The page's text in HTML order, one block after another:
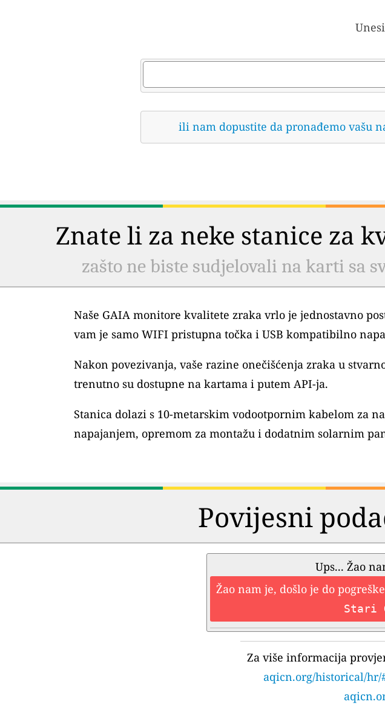
ili nam dopustite da pronađemo vašu
Znate li za neke stanice za
zašto ne biste sudjelovali na karti sa
Naše GAIA monitore kvalitete zraka vrlo je jednostavno
vam je samo WIFI pristupna točka i USB kompatibilno
Nakon povezivanja, vaše razine onečišćenja zraka u
trenutno su dostupne na kartama i putem API-ja.
Stanica dolazi s 10-metarskim vodootpornim kabelom za
napajanjem, opremom za montažu i dodatnim solarnim
Povijesni
Ups... Žao
Žao nam je, došlo je do
Stari
Za više informacija
aqicn.org/historical/hr/